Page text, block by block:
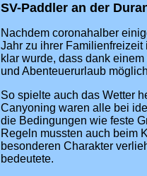
SV-Paddler an der
Nachdem coronahalber
Jahr zu ihrer
klar wurde, dass dank
und Abenteuerurlaub
So spielte auch das Wetter
Canyoning waren alle bei
die Bedingungen wie feste
Regeln mussten auch beim
besonderen Charakter
bedeutete.